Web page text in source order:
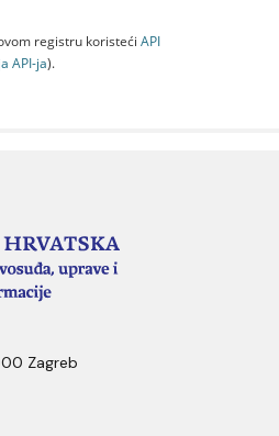
registru koristeći API
API-jа).